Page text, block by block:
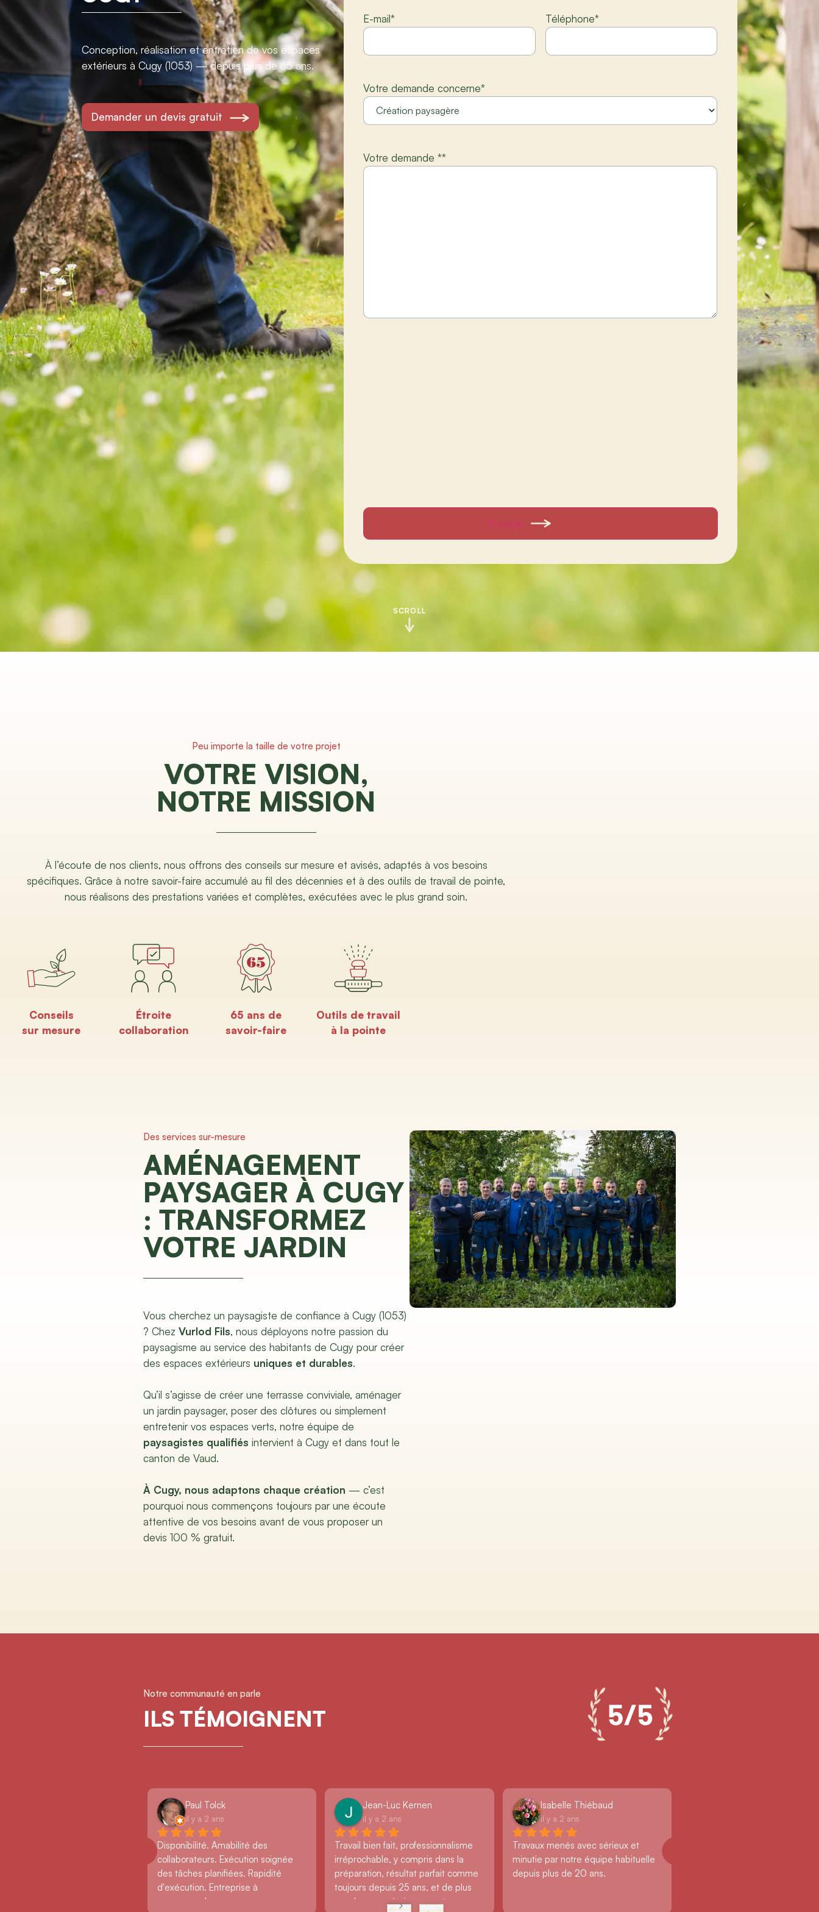
Conception, réalisation et entretien de vos espaces
extérieurs à Cugy (1053) — depuis plus de 65 ans.
Demander un devis gratuit
E-mail* Téléphone*
Votre demande concerne*
Votre demande **
Envoyer
SCROLL
Peu importe la taille de votre projet
VOTRE VISION,
NOTRE MISSION
À l’écoute de nos clients, nous offrons des conseils sur mesure et avisés, adaptés à vos besoins
spécifiques. Grâce à notre savoir-faire accumulé au fil des décennies et à des outils de travail de pointe,
nous réalisons des prestations variées et complètes, exécutées avec le plus grand soin.
Conseils
sur mesure
Étroite
collaboration
65 ans de
savoir-faire
Outils de travail
à la pointe
Des services sur-mesure
AMÉNAGEMENT
PAYSAGER À CUGY
: TRANSFORMEZ
VOTRE JARDIN
Vous cherchez un paysagiste de confiance à Cugy (1053)
? ChezVurlod Fils, nous déployons notre passion du
paysagisme au service des habitants de Cugy pour créer
des espaces extérieurs uniques et durables.
Qu’il s’agisse de créer une terrasse conviviale, aménager
un jardin paysager, poser des clôtures ou simplement
entretenir vos espaces verts, notre équipe de
paysagistes qualifiés intervient à Cugy et dans tout le
canton de Vaud.
À Cugy, nous adaptons chaque création — c’est
pourquoi nous commençons toujours par une écoute
attentive de vos besoins avant de vous proposer un
devis 100 % gratuit.
Notre communauté en parle
ILS TÉMOIGNENT
Paul Tolck
il y a 2 ans
Disponibilité. Amabilité des
collaborateurs. Exécution soignée
des tâches planifiées. Rapidité
d'exécution. Entreprise à
recommander.
Jean-Luc Kernen
il y a 2 ans
Travail bien fait, professionnalisme
irréprochable, y compris dans la
préparation, résultat parfait comme
toujours depuis 25 ans, et de plus
par des gens éminemment
Isabelle Thiébaud
il y a 2 ans
Travaux menés avec sérieux et
minutie par notre équipe habituelle
depuis plus de 20 ans.